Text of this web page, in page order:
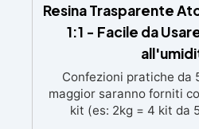
Resina Trasparente
1:1 - Facile da
Confezioni pratiche da
maggior saranno forniti
kit (es: 2kg = 4 kit da